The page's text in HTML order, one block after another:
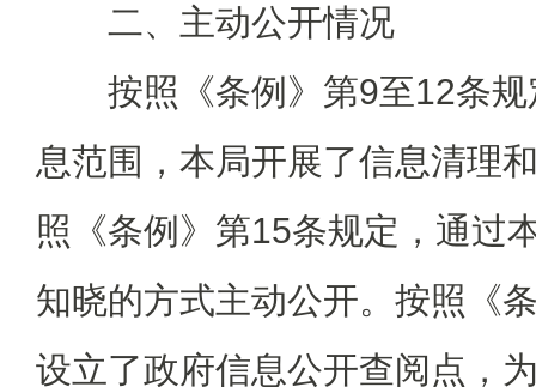
二、主动公开情况
按照《条例》第9至12条规
息范围，本局开展了信息清理
照《条例》第15条规定，通过
知晓的方式主动公开。按照《
设立了政府信息公开查阅点，